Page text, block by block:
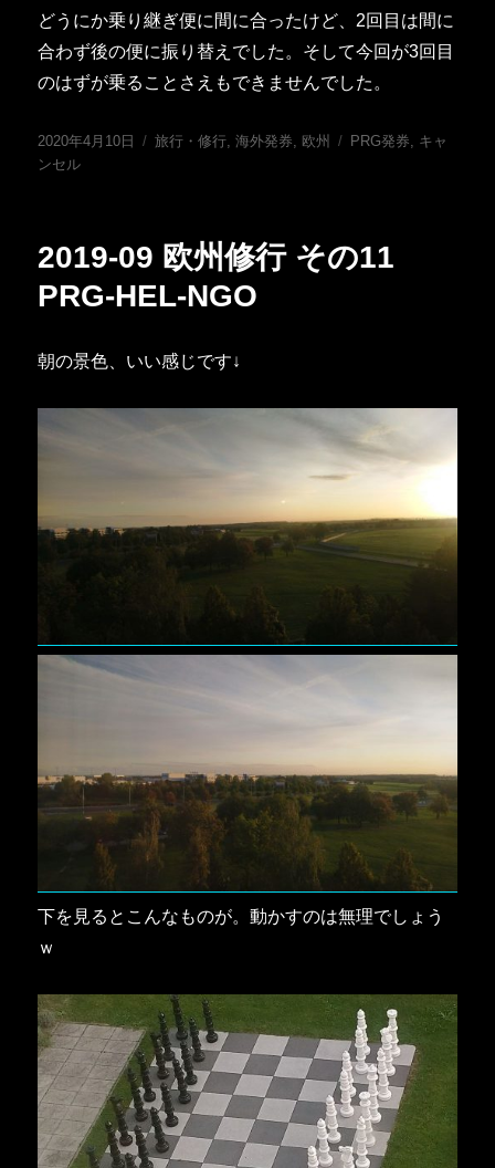
どうにか乗り継ぎ便に間に合ったけど、2回目は間に
合わず後の便に振り替えでした。そして今回が3回目
のはずが乗ることさえもできませんでした。
投
稿
2020年4月10日
カ
旅行・修行,海外発券, 欧州
タ
PRG発券, キャ
ンセル
2019-09 欧州修行 その11
PRG-HEL-NGO
朝の景色、いい感じです↓
下を見るとこんなものが。動かすのは無理でしょう
ｗ